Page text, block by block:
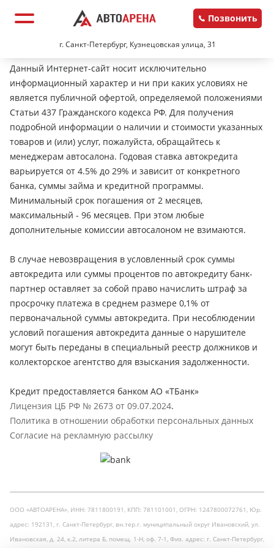
г. Санкт-Петербург, Кузнецовская улица, 31
Позвонить
Данный Интернет-сайт носит исключительно
информационный характер и ни при каких условиях не
является публичной офертой, определяемой положениями
Статьи 437 Гражданского кодекса РФ. Для получения
подробной информации о наличии и стоимости указанных
товаров и (или) услуг, пожалуйста, обращайтесь к
менеджерам автосалона. Годовая ставка автокредита
варьируется от 4.5% до 29% и зависит от конкретного
банка, суммы займа и кредитной программы.
Минимальный срок погашения от 2 месяцев,
максимальный - 96 месяцев. При этом любые
дополнительные комиссии автосалоном не взимаются.
В случае невозвращения в условленный срок суммы
автокредита или суммы процентов по автокредиту банк-
партнер оставляет за собой право начислить штраф за
просрочку платежа в среднем размере 0,1% от
первоначальной суммы автокредита. При несоблюдении
условий погашения автокредита данные о нарушителе
могут быть переданы в специальный реестр должников и
коллекторское агентство для взыскания задолженности.
Кредит предоставляется банком АО «ТБанк»
Лицензия ЦБ РФ № 2673 от 09.07.2024.
Политика в отношении обработки персональных данных
Согласие на рекламную рассылку
ООО «АВТОАРЕНА», ИНН: 7811800191, КПП: 781101001, ОГРН: 1247800072761, Юр.
адрес: 192131, г. Санкт-Петербург, вн.тер.г. муниципальный округ Ивановский, ул.
Ивановская, д. 24, к.2, литера Б, помещ. 1-Н, оф. 7-1, Физ. адрес: г. Санкт-Петербург,